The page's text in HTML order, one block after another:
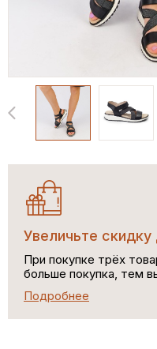
Увеличьте
При покупке трёх
больше покупка, тем
Подробнее